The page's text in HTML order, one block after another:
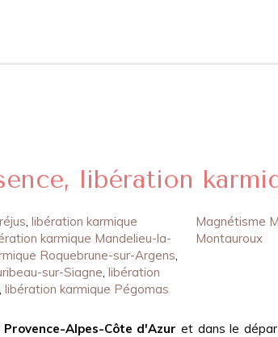
libération
, libération karmique
karmique Mandelieu-la-
Roquebrune-sur-Argens,
sur-Siagne, libération
libération karmique Pégomas
Magnétisme
Montauroux
Provence-Alpes-Côte d'Azur et dans le